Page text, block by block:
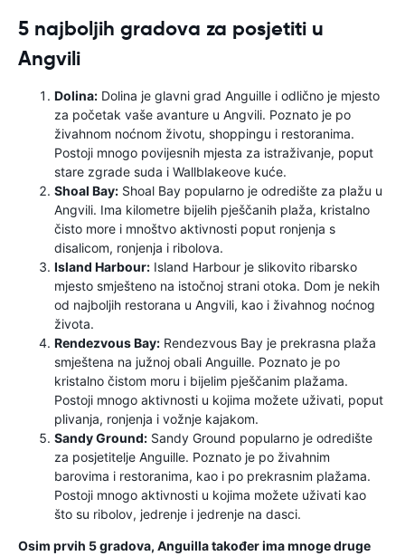
5 najboljih gradova za posjetiti u
Angvili
Dolina: Dolina je glavni grad Anguille i odlično je mjesto
za početak vaše avanture u Angvili. Poznato je po
živahnom noćnom životu, shoppingu i restoranima.
Postoji mnogo povijesnih mjesta za istraživanje, poput
stare zgrade suda i Wallblakeove kuće.
Shoal Bay: Shoal Bay popularno je odredište za plažu u
Angvili. Ima kilometre bijelih pješčanih plaža, kristalno
čisto more i mnoštvo aktivnosti poput ronjenja s
disalicom, ronjenja i ribolova.
Island Harbour: Island Harbour je slikovito ribarsko
mjesto smješteno na istočnoj strani otoka. Dom je nekih
od najboljih restorana u Angvili, kao i živahnog noćnog
života.
Rendezvous Bay: Rendezvous Bay je prekrasna plaža
smještena na južnoj obali Anguille. Poznato je po
kristalno čistom moru i bijelim pješčanim plažama.
Postoji mnogo aktivnosti u kojima možete uživati, poput
plivanja, ronjenja i vožnje kajakom.
Sandy Ground: Sandy Ground popularno je odredište
za posjetitelje Anguille. Poznato je po živahnim
barovima i restoranima, kao i po prekrasnim plažama.
Postoji mnogo aktivnosti u kojima možete uživati ​​kao
što su ribolov, jedrenje i jedrenje na dasci.
Osim prvih 5 gradova, Anguilla također ima mnoge druge